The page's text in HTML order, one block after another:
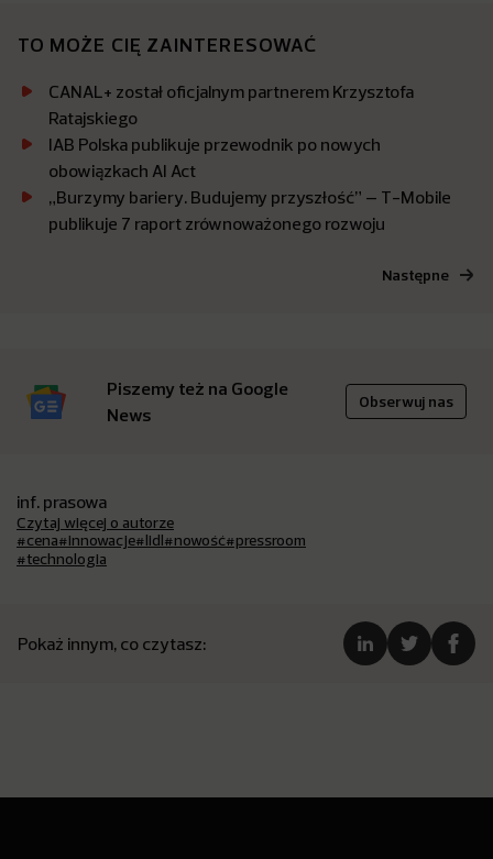
TO MOŻE CIĘ ZAINTERESOWAĆ
CANAL+ został oficjalnym partnerem Krzysztofa
Ratajskiego
IAB Polska publikuje przewodnik po nowych
obowiązkach AI Act
„Burzymy bariery. Budujemy przyszłość” – T-Mobile
publikuje 7 raport zrównoważonego rozwoju
Następne
Piszemy też na Google
News
Obserwuj nas
inf. prasowa
Czytaj więcej o autorze
#cena#innowacje#lidl#nowość#pressroom
#technologia
Pokaż innym, co czytasz: